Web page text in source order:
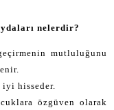
nelerdir?
mutluluğunu
hisseder.
özgüven olarak